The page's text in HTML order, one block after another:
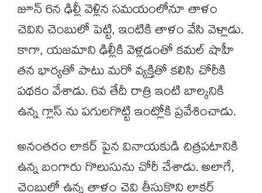
జూన్ 6న ఢిల్లీ వెళ్లిన సమయంలోనూ తాళం
చెవిని చెంబులో పెట్టి, ఇంటికి తాళం వేసి వెళ్లాడు.
కాగా, యజమాని ఢిల్లీకి వెళ్లడంతో కమల్ షాహీ
తన భార్యతో పాటు మరో వ్యక్తితో కలిసి చోరీకి
పథకం వేశాడు. 6వ తేదీ రాత్రి ఇంటి బాల్కనికి
ఉన్న గ్లాస్ ను పగులగొట్టి ఇంట్లోకి ప్రవేశించాడు.
అనంతరం లాకర్ పైన వినాయకుడి చిత్రపటానికి
ఉన్న బంగారు గొలుసును చోరీ చేశాడు. అలాగే,